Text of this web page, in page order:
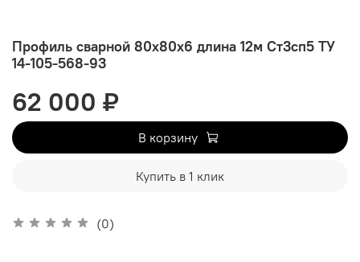
Профиль сварной 80х80х6 длина 12м Ст3сп5 ТУ
14-105-568-93
(0)
62 000 ₽
В корзину
Купить в 1 клик